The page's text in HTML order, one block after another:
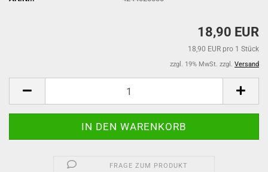
18,90 EUR
18,90 EUR pro 1 Stück
zzgl. 19% MwSt. zzgl. Versand
FRAGE ZUM PRODUKT